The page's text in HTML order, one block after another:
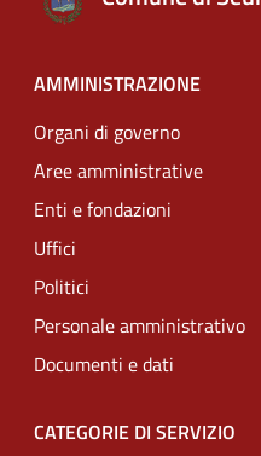
AMMINISTRAZIONE
Organi di governo
Aree amministrative
Enti e fondazioni
Uffici
Politici
Personale amministrativo
Documenti e dati
CATEGORIE DI SERVIZIO